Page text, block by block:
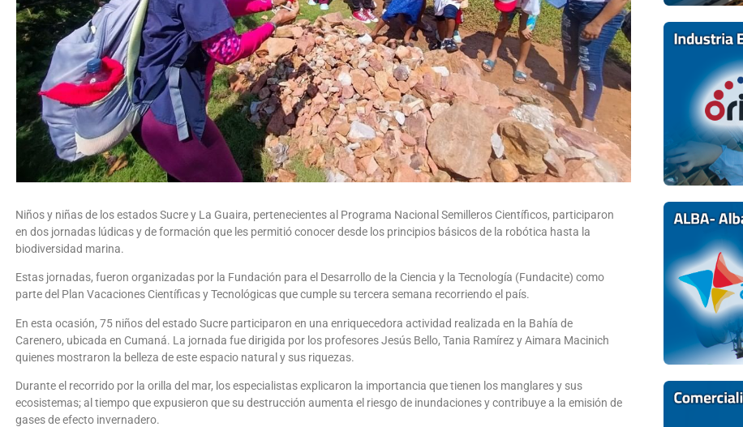
Niños y niñas de los estados Sucre y La Guaira, pertenecientes al Programa Nacional Semilleros Científicos, participaron
en dos jornadas lúdicas y de formación que les permitió conocer desde los principios básicos de la robótica hasta la
biodiversidad marina.
Estas jornadas, fueron organizadas por la Fundación para el Desarrollo de la Ciencia y la Tecnología (Fundacite) como
parte del Plan Vacaciones Científicas y Tecnológicas que cumple su tercera semana recorriendo el país.
En esta ocasión, 75 niños del estado Sucre participaron en una enriquecedora actividad realizada en la Bahía de
Carenero, ubicada en Cumaná. La jornada fue dirigida por los profesores Jesús Bello, Tania Ramírez y Aimara Macinich
quienes mostraron la belleza de este espacio natural y sus riquezas.
Durante el recorrido por la orilla del mar, los especialistas explicaron la importancia que tienen los manglares y sus
ecosistemas; al tiempo que expusieron que su destrucción aumenta el riesgo de inundaciones y contribuye a la emisión de
gases de efecto invernadero.